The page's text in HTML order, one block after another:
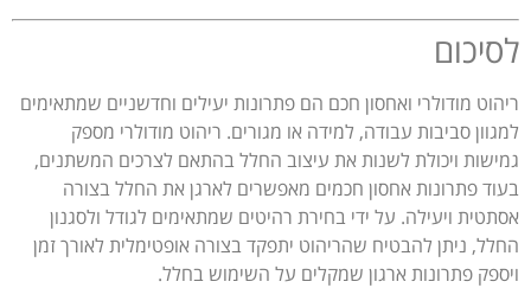
לסיכום
ריהוט מודולרי ואחסון חכם הם פתרונות יעילים וחדשניים שמתאימים
למגוון סביבות עבודה, למידה או מגורים. ריהוט מודולרי מספק
גמישות ויכולת לשנות את עיצוב החלל בהתאם לצרכים המשתנים,
בעוד פתרונות אחסון חכמים מאפשרים לארגן את החלל בצורה
אסתטית ויעילה. על ידי בחירת רהיטים שמתאימים לגודל ולסגנון
החלל, ניתן להבטיח שהריהוט יתפקד בצורה אופטימלית לאורך זמן
ויספק פתרונות ארגון שמקלים על השימוש בחלל.